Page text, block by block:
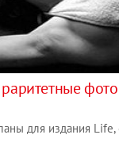
раритетные
для издания Life,